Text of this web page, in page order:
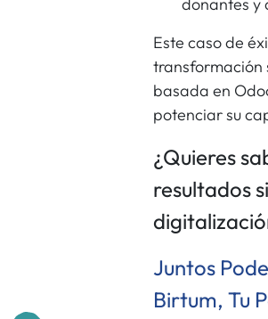
Este caso de
transformación
basada en
potenciar su
¿Quieres
resultados
Juntos
Birtum, Tu